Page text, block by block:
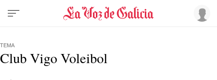
TEMA
Club Vigo Voleibol